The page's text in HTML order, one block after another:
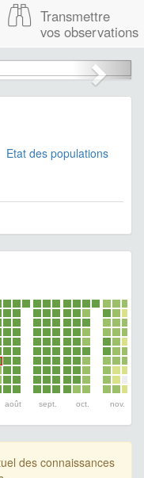
Transmettre
vos observations
- CC BY-NC
Etat des populations
août sept. oct. nov.
des connaissances